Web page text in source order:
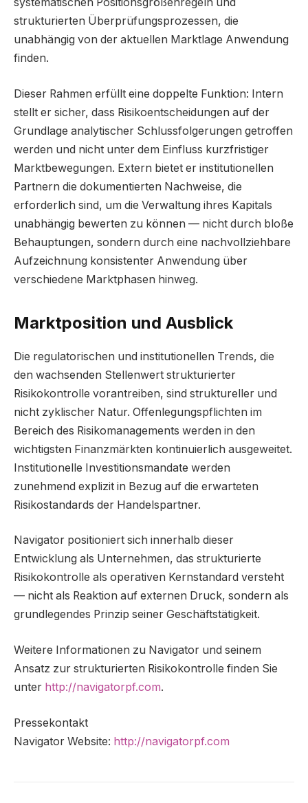
strukturierten Überprüfungsprozessen, die
unabhängig von der aktuellen Marktlage Anwendung
finden.
Dieser Rahmen erfüllt eine doppelte Funktion: Intern
stellt er sicher, dass Risikoentscheidungen auf der
Grundlage analytischer Schlussfolgerungen getroffen
werden und nicht unter dem Einfluss kurzfristiger
Marktbewegungen. Extern bietet er institutionellen
Partnern die dokumentierten Nachweise, die
erforderlich sind, um die Verwaltung ihres Kapitals
unabhängig bewerten zu können — nicht durch bloße
Behauptungen, sondern durch eine nachvollziehbare
Aufzeichnung konsistenter Anwendung über
verschiedene Marktphasen hinweg.
Marktposition und Ausblick
Die regulatorischen und institutionellen Trends, die
den wachsenden Stellenwert strukturierter
Risikokontrolle vorantreiben, sind struktureller und
nicht zyklischer Natur. Offenlegungspflichten im
Bereich des Risikomanagements werden in den
wichtigsten Finanzmärkten kontinuierlich ausgeweitet.
Institutionelle Investitionsmandate werden
zunehmend explizit in Bezug auf die erwarteten
Risikostandards der Handelspartner.
Navigator positioniert sich innerhalb dieser
Entwicklung als Unternehmen, das strukturierte
Risikokontrolle als operativen Kernstandard versteht
— nicht als Reaktion auf externen Druck, sondern als
grundlegendes Prinzip seiner Geschäftstätigkeit.
Weitere Informationen zu Navigator und seinem
Ansatz zur strukturierten Risikokontrolle finden Sie
unter http://navigatorpf.com.
Pressekontakt
Navigator Website: http://navigatorpf.com